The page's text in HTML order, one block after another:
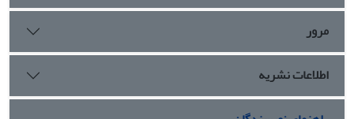
مرور
اطلاعات نشریه